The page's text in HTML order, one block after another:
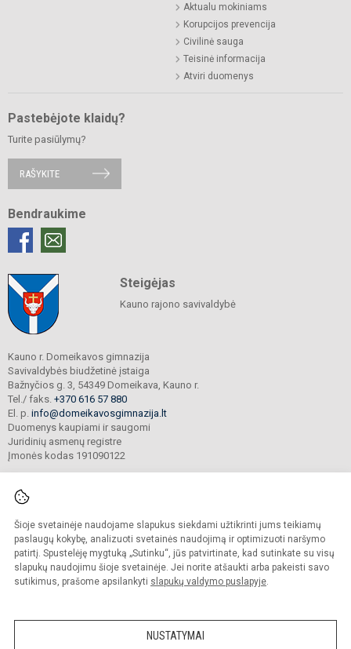
Šioje svetainėje naudojame slapukus siekdami užtikrinti jums teikiamų
paslaugų kokybę, analizuoti svetainės naudojimą ir optimizuoti naršymo
patirtį. Spustelėję mygtuką „Sutinku“, jūs patvirtinate, kad sutinkate su visų
slapukų naudojimu šioje svetainėje. Jei norite atšaukti arba pakeisti savo
sutikimus, prašome apsilankyti slapukų valdymo puslapyje.
NUSTATYMAI
Aktualu mokiniams
Korupcijos prevencija
Civilinė sauga
Teisinė informacija
Atviri duomenys
Pastebėjote klaidų?
Turite pasiūlymų?
RAŠYKITE
Bendraukime
Steigėjas
Kauno rajono savivaldybė
Kauno r. Domeikavos gimnazija
Savivaldybės biudžetinė įstaiga
Bažnyčios g. 3, 54349 Domeikava, Kauno r.
Tel./ faks. +370 616 57 880
El. p. info@domeikavosgimnazija.lt
Duomenys kaupiami ir saugomi
Juridinių asmenų registre
Įmonės kodas 191090122
© 2021. Kauno r. Domeikavos gimnazija. Visos teisės saugomos.
Kopijuoti turinį be raštiško gimnazijos sutikimo griežtai draudžiama.
Prieinamumo paraiška Slapukų valdymas
Sumanus būdas atnaujinti